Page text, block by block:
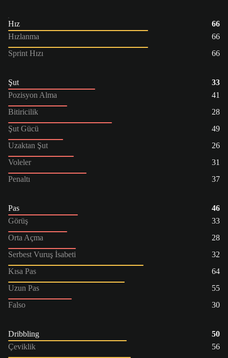
Hız
66
Hızlanma
66
Sprint Hızı
66
Şut
33
Pozisyon Alma
41
Bitiricilik
28
Şut Gücü
49
Uzaktan Şut
26
Voleler
31
Penaltı
37
Pas
46
Görüş
33
Orta Açma
28
Serbest Vuruş İsabeti
32
Kısa Pas
64
Uzun Pas
55
Falso
30
Dribbling
50
Çeviklik
56